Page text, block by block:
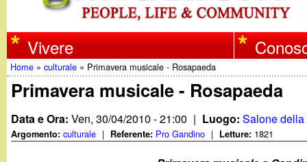
w
w
w
.
Vivere
Tu
sei
qui
Home »culturale » Primavera musicale - Rosapaeda
Primavera musicale - Rosapaeda
Data e Ora:Ven, 30/04/2010 - 21:00 | Luogo:Salone
Argomento:culturale | Referente: Pro Gandino | Letture: 1821